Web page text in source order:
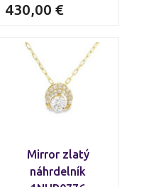
430,00 €
Mirror zlatý
náhrdelník